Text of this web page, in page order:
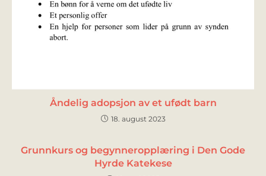
Åndelig adopsjon av et ufødt barn
18. august 2023
Grunnkurs og begynneropplæring i Den Gode
Hyrde Katekese